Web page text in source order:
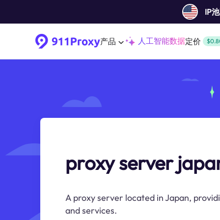
IP
产品 人工智能数据定价
proxy server
A proxy server located in Japan,
and services.